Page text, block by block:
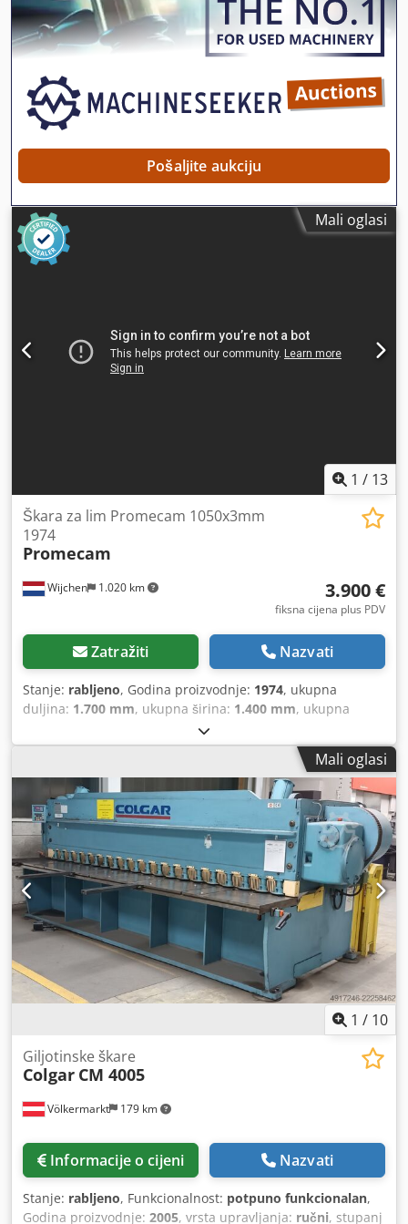
Pošaljite aukciju
Mali oglasi
1 / 13
Wijchen 1.020 km
Škara za lim Promecam 1050x3mm
1974
Promecam
3.900 €
fiksna cijena plus PDV
Zatražiti Nazvati
Stanje: rabljeno, Godina proizvodnje: 1974, ukupna
duljina: 1.700 mm, ukupna širina: 1.400 mm, ukupna
, Boja: Siva Težina: 1.000 kg - Godina
proizvodnje: 1974 - Dokumentacija dostupna: Ne - CE
certifikat prisutan: Ne Codezry Suepfx Ahloha - Serijski
broj: 72 - Upravljanje: Konvencionalno - Pogon: Mehanički -
Maks. debljina lima [mm]: 3 - Maks. radna širina [mm]:
1050 - Tip graničnika: Ručni - Dubina graničnika [mm]: 500
- Tip stola: Standardni stol - Transportne dimenzije:
1700mm x 1400mm x 1200mm (d x š x v) - Transportna
težina [kg]: 1000kg - Broj transportnih paketa [kom]: 1
Financijske informacije PDV: Navedena cijena je bez PDV-a
PDV/režim diferencijalnog oporezivanja: Poduzetnicima je
PDV odbitak moguć Isporuka i otkup rabljene opreme
mogući u svakom trenutku za sve iz industrijskog sektora
Lukas van Rossum
Mali oglasi
1 / 10
Völkermarkt 179 km
Giljotinske škare
Colgar CM 4005
Informacije o cijeni Nazvati
Stanje: rabljeno, Funkcionalnost: potpuno funkcionalan,
Godina proizvodnje: 2005, vrsta upravljanja: ručni, stupanj